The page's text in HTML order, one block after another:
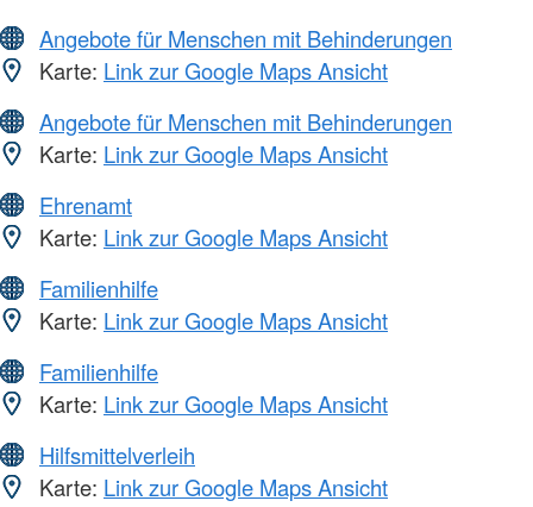
Angebote für Menschen mit Behinderungen
Karte: Link zur Google Maps Ansicht
Angebote für Menschen mit Behinderungen
Karte: Link zur Google Maps Ansicht
Ehrenamt
Karte: Link zur Google Maps Ansicht
Familienhilfe
Karte: Link zur Google Maps Ansicht
Familienhilfe
Karte: Link zur Google Maps Ansicht
Hilfsmittelverleih
Karte: Link zur Google Maps Ansicht